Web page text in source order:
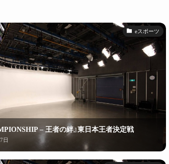
eスポーツ
– 王者の絆』東日本王者決定戦
日